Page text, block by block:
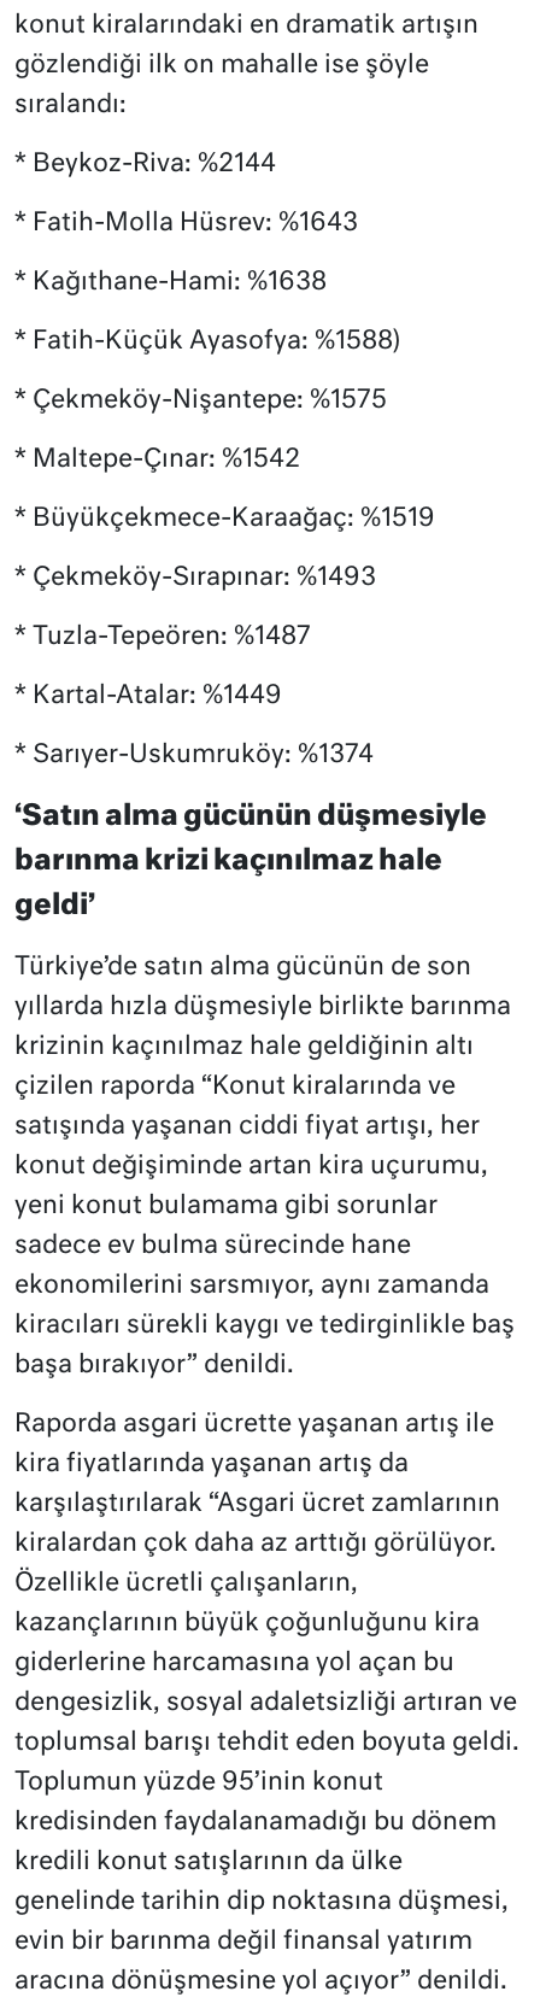
konut kiralarındaki en dramatik artışın
gözlendiği ilk on mahalle ise şöyle
sıralandı:
* Beykoz-Riva: %2144
* Fatih-Molla Hüsrev: %1643
* Kağıthane-Hami: %1638
* Fatih-Küçük Ayasofya: %1588)
* Çekmeköy-Nişantepe: %1575
* Maltepe-Çınar: %1542
* Büyükçekmece-Karaağaç: %1519
* Çekmeköy-Sırapınar: %1493
* Tuzla-Tepeören: %1487
* Kartal-Atalar: %1449
* Sarıyer-Uskumruköy: %1374
‘Satın alma gücünün düşmesiyle
barınma krizi kaçınılmaz hale
geldi’
Türkiye’de satın alma gücünün de son
yıllarda hızla düşmesiyle birlikte barınma
krizinin kaçınılmaz hale geldiğinin altı
çizilen raporda “Konut kiralarında ve
satışında yaşanan ciddi fiyat artışı, her
konut değişiminde artan kira uçurumu,
yeni konut bulamama gibi sorunlar
sadece ev bulma sürecinde hane
ekonomilerini sarsmıyor, aynı zamanda
kiracıları sürekli kaygı ve tedirginlikle baş
başa bırakıyor” denildi.
Raporda asgari ücrette yaşanan artış ile
kira fiyatlarında yaşanan artış da
karşılaştırılarak “Asgari ücret zamlarının
kiralardan çok daha az arttığı görülüyor.
Özellikle ücretli çalışanların,
kazançlarının büyük çoğunluğunu kira
giderlerine harcamasına yol açan bu
dengesizlik, sosyal adaletsizliği artıran ve
toplumsal barışı tehdit eden boyuta geldi.
Toplumun yüzde 95’inin konut
kredisinden faydalanamadığı bu dönem
kredili konut satışlarının da ülke
genelinde tarihin dip noktasına düşmesi,
evin bir barınma değil finansal yatırım
aracına dönüşmesine yol açıyor” denildi.